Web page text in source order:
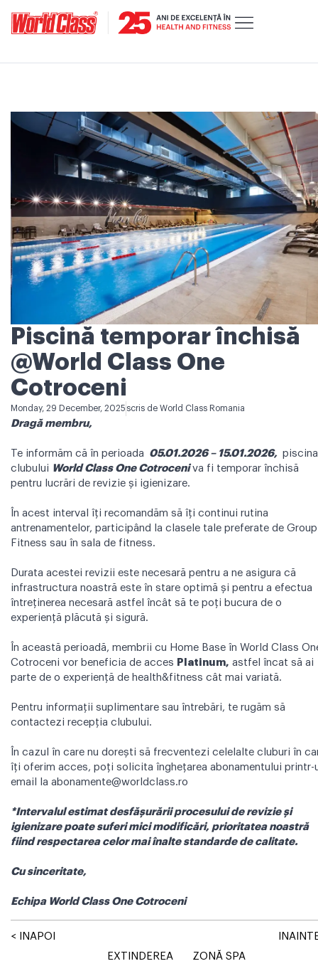
Piscină temporar închisă
@World Class One
Cotroceni
Monday, 29 December, 2025 scris de World Class Romania
Dragă membru,
Te informăm că în perioada 05.01.2026 – 15.01.2026, piscina
clubului World Class One Cotroceniva fi temporar închisă
pentru lucrări de revizie și igienizare.
În acest interval îți recomandăm să îți continui rutina
antrenamentelor, participând la clasele tale preferate de Group
Fitness sau în sala de fitness.
Durata acestei revizii este necesară pentru a ne asigura că
infrastructura noastră este în stare optimă și pentru a efectua
întreținerea necesară astfel încât să te poți bucura de o
experiență plăcută și sigură.
În această perioadă, membrii cu Home Base în World Class
Cotroceni vor beneficia de acces Platinum, astfel încat să ai
parte de o experiență de health&fitness cât mai variată.
Pentru informații suplimentare sau întrebări, te rugăm să
contactezi recepția clubului.
În cazul în care nu dorești să frecventezi celelalte cluburi în
îți oferim acces, poți solicita înghețarea abonamentului printr-
email la abonamente@worldclass.ro
*Intervalul estimat desfășurării procesului de revizie și
igienizare poate suferi mici modificări, prioritatea noastră
fiind respectarea celor mai înalte standarde de calitate.
Cu sinceritate,
Echipa World Class One Cotroceni
< INAPOI
EXTINDEREA
ZONĂ SPA